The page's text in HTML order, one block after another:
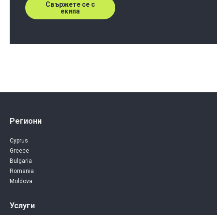
Свържете се с
екипа
Региони
Cyprus
Greece
Bulgaria
Romania
Moldova
Услуги